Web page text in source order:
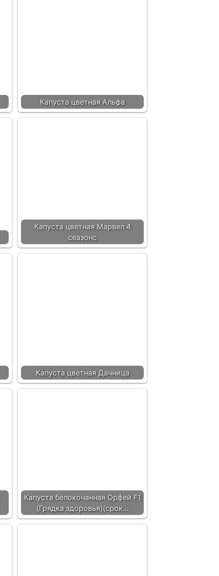
Капуста цветная Альфа
Капуста цветная Марвел 4
сеазонс
Капуста цветная Дачница
Капуста белокочанная Орфей F1
(Грядка здоровья)(срок…